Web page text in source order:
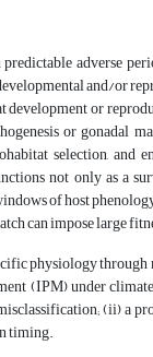
adverse
and/or
development or
or gonadal
selection, and
not only as a
of host
can impose large
physiology
(IPM) under
(ii) a
timing.